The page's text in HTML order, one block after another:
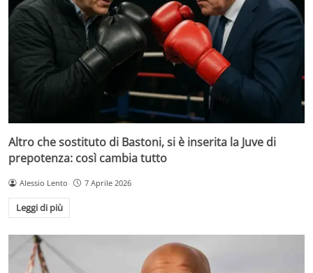
Altro che sostituto di Bastoni, si è inserita la Juve di
prepotenza: così cambia tutto
Alessio Lento 7 Aprile 2026
Leggi di più